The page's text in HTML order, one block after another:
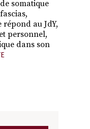
somatique
au JdY,
personnel,
dans son